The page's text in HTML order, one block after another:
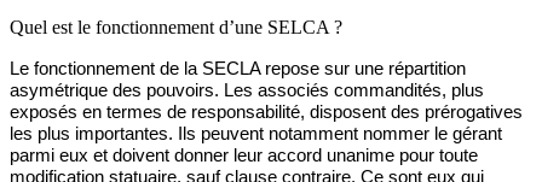
Quel est le fonctionnement d’une SELCA ?
Le fonctionnement de la SECLA repose sur une répartition
asymétrique des pouvoirs. Les associés commandités, plus
exposés en termes de responsabilité, disposent des prérogatives
les plus importantes. Ils peuvent notamment nommer le gérant
parmi eux et doivent donner leur accord unanime pour toute
modification statuaire, sauf clause contraire. Ce sont eux qui